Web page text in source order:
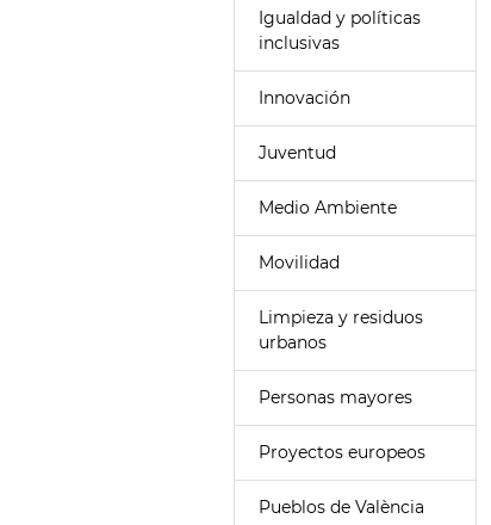
Igualdad y políticas
inclusivas
Innovación
Juventud
Medio Ambiente
Movilidad
Limpieza y residuos
urbanos
Personas mayores
Proyectos europeos
Pueblos de València